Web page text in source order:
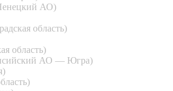
АО)
область)
область)
АО — Югра)